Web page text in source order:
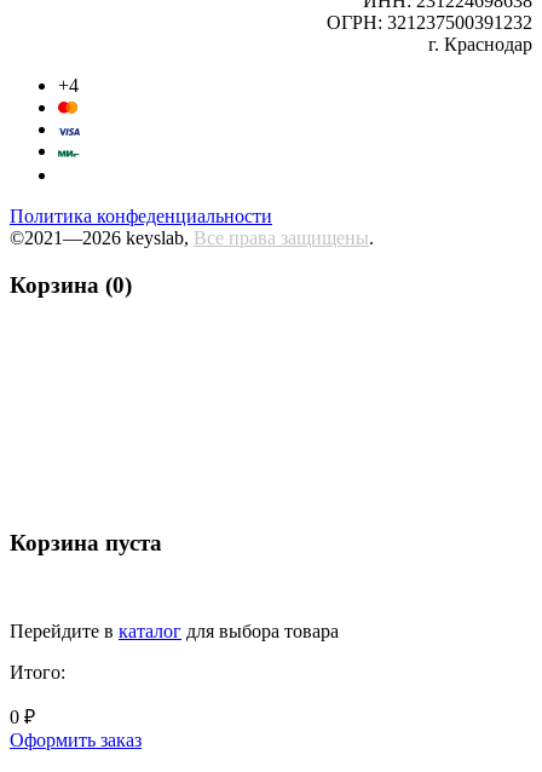
ОГРН: 321237500391232
г. Краснодар
+4
Политика конфеденциальности
©2021—2026 keyslab, Все права защищены.
Корзина (0)
Корзина пуста
Перейдите в каталог для выбора товара
Итого:
0 ₽
Оформить заказ